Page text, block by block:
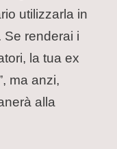
utilizzarla in
Se renderai i
la tua ex
ma anzi,
alla